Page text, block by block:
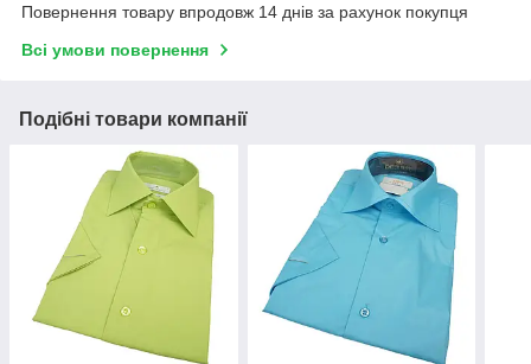
Повернення товару впродовж 14 днів за рахунок покупця
Всі умови повернення
Подібні товари компанії